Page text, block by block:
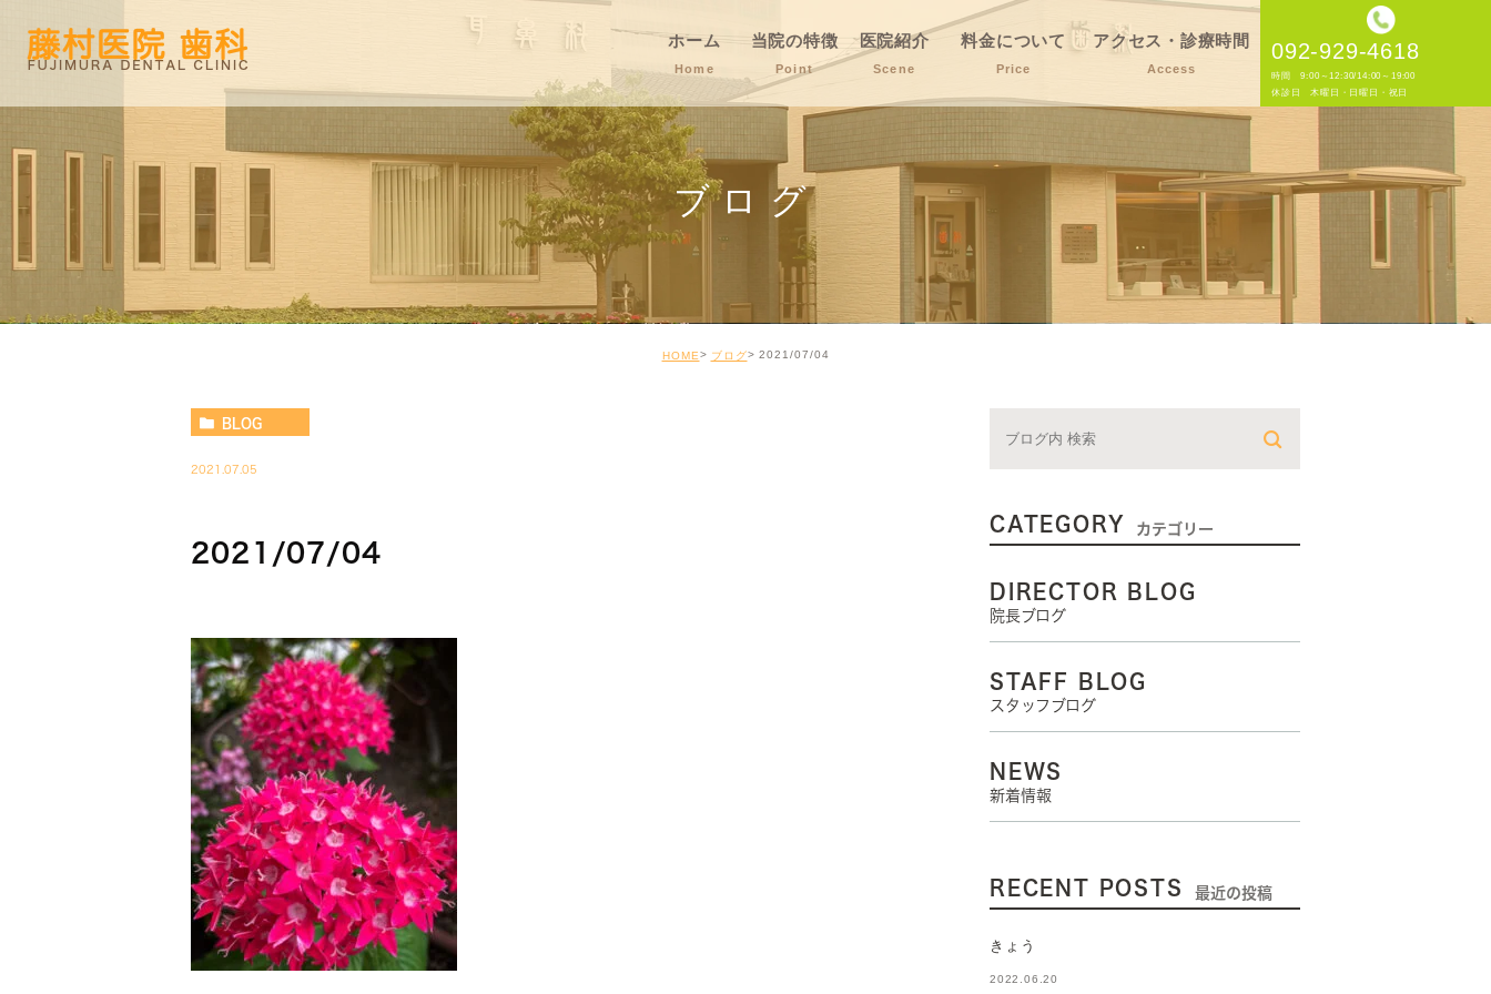
092-929-4618
時間 9:00～12:30/14:00～19:00
休診日 木曜日・日曜日・祝日
ホーム
Home
当院の特徴
Point
医院紹介
Scene
料金について
Price
アクセス・診療時間
Access
ブログ
HOME ブログ 2021/07/04
BLOG
2021.07.05
2021/07/04
CATEGORY カテゴリー
DIRECTOR BLOG
院長ブログ
STAFF BLOG
スタッフブログ
NEWS
新着情報
RECENT POSTS 最近の投稿
きょう
2022.06.20